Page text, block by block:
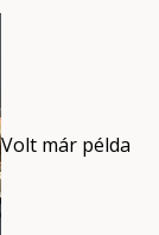
Volt már példa